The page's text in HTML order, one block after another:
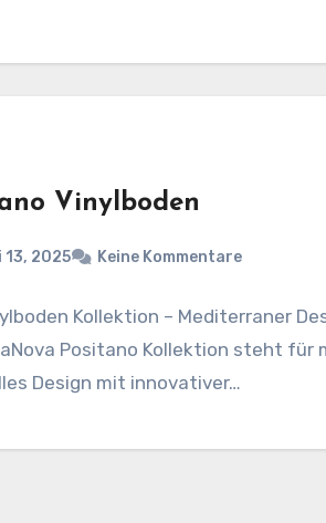
Vinylboden
13, 2025 Keine Kommentare
Kollektion – Mediterraner
Positano Kollektion steht für
Design mit innovativer…